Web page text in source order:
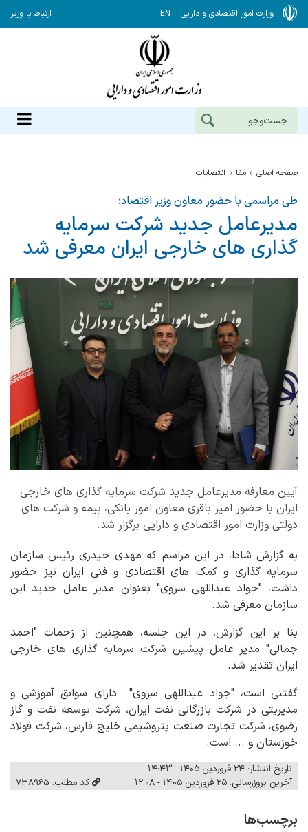
وزارت امور اقتصادی و دارایی EN ارتباط با وزیر
صفحه اصلی مفا انتصابات
طی مراسمی با حضور معاون وزیر اقتصاد؛
مدیرعامل جدید شرکت سرمایه
گذاری های خارجی ایران معرفی شد
آیین معارفه مدیرعامل جدید شرکت سرمایه گذاری های خارجی
ایران با حضور امیر باقری معاون امور بانکی، بیمه و شرکت های
دولتی وزارت امور اقتصادی و دارایی برگزار شد.
به گزارش شادا، در این مراسم که مهدی حیدری رئیس سازمان
سرمایه گذاری و کمک های اقتصادی و فنی ایران نیز حضور
داشت، "جواد عبداللهی سروی" بعنوان مدیر عامل جدید این
سازمان معرفی شد.
بنا بر این گزارش، در این جلسه، همچنین از زحمات "احمد
جمالی" مدیر عامل پیشین شرکت سرمایه گذاری های خارجی
ایران تقدیر شد.
گفتنی است، "جواد عبداللهی سروی" دارای سوابق آموزشی و
مدیریتی در شرکت بازرگانی نفت ایران، شرکت توسعه نفت و گاز
رضوی، شرکت تجارت صنعت پتروشیمی خلیج فارس، شرکت فولاد
خوزستان و ... است.
تاریخ انتشار: ۲۴ فروردین ۱۴۰۵ - ۱۴:۴۳
آخرین بروزرسانی: ۲۵ فروردین ۱۴۰۵ - ۱۲:۰۸
کد مطلب: 738965
برچسب‌ها